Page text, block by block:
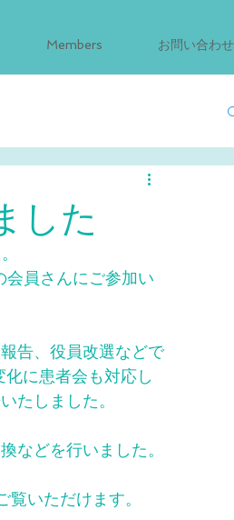
Members お問い合わせ
した
員さんにご参加い
告、役員改選などで
に患者会も対応し
たしました。
などを行いました。
いただけます。